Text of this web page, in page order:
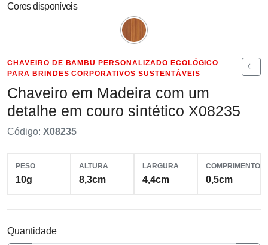
Cores disponíveis
CHAVEIRO DE BAMBU PERSONALIZADO ECOLÓGICO
PARA BRINDES CORPORATIVOS SUSTENTÁVEIS
Chaveiro em Madeira com um
detalhe em couro sintético X08235
Código: X08235
PESO
10g
ALTURA
8,3cm
LARGURA
4,4cm
COMPRIMENTO
0,5cm
Quantidade